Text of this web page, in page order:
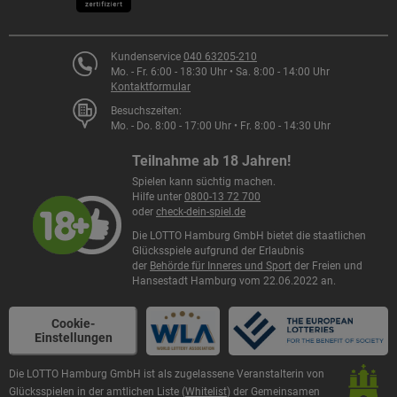
LOTTO Hamburg GmbH, Arbeitnehmervertreter:
Markus Bauer
LOTTO Hamburg GmbH, Arbeitnehmervertreter:
Detlef Uhl
Rund 35% der Spieleinsätze fließen bei LOTTO
Der größte Teil erreicht die Stadt Hamburg über
Konzessionsabgaben und die Lotteriesteuer.
Zudem gehen sog. Zweckabgaben an
gemeinnützige Destinatäre der Lotterien GlücksSpirale
und BINGO!, die damit viele Projekte in den Bereichen
Sport, Denkmalschutz, Umwelt und Soziales fördern.
Ca. 50% der Spieleinsätze sind für die großen
und kleinen Gewinne der Tipperinnen und Tipper
TOTO 13er Ergebniswettemit den Zusatzlotterien
Spiel77 und SUPER6
Rubbellose
► Einführung Variolose der GlücksSpirale
► Erhöhung Maximaljackpot bei LOTTO 6aus49 von 45
Mio. auf 50 Mio. Euro
► Einführung einer zweiten Ziehung von Eurojackpot am
Dienstag jeder Woche
► Erhöhung Maximaljackpot bei Eurojackpot von 90 Mio.
auf 120 Mio. Euro
► Implementierung eines neuen Zentralsystems und
Neugestaltung des Webshops
Glücksspieländerungsstaatsvertrages (GlüStv.)
Kundenservice 040 63205-210
Mo. - Fr. 6:00 - 18:30 Uhr • Sa. 8:00 - 14:00 Uhr
Kontaktformular
Besuchszeiten:
Mo. - Do. 8:00 - 17:00 Uhr • Fr. 8:00 - 14:30 Uhr
Teilnahme ab 18 Jahren!
Spielen kann süchtig machen.
Hilfe unter 0800-13 72 700
oder check-dein-spiel.de
Die LOTTO Hamburg GmbH bietet die staatlichen
Glücksspiele aufgrund der Erlaubnis
der Behörde für Inneres und Sport der Freien und
Hansestadt Hamburg vom 22.06.2022 an.
Cookie-
Einstellungen
Die LOTTO Hamburg GmbH ist als zugelassene Veranstalterin von
Glücksspielen in der amtlichen Liste (Whitelist) der Gemeinsamen